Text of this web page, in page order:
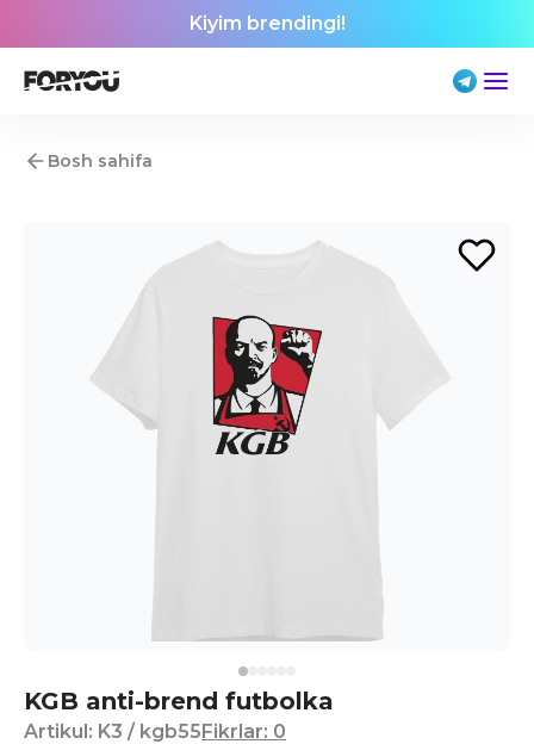
Kiyim brendingi!
Bosh sahifa
KGB anti-brend futbolka
Artikul: K3 / kgb55Fikrlar: 0